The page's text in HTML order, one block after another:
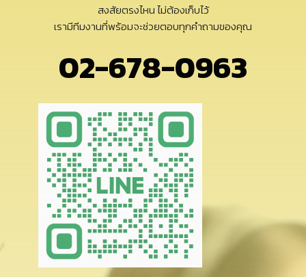
สงสัยตรงไหน ไม่ต้องเก็บไว้
เรามีทีมงานที่พร้อมจะช่วยตอบทุกคำถามของคุณ
02-678-0963